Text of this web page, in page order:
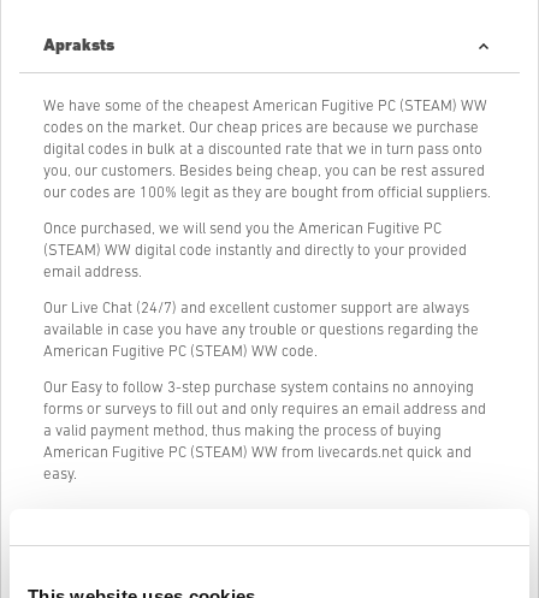
Apraksts
We have some of the cheapest American Fugitive PC (STEAM) WW
codes on the market. Our cheap prices are because we purchase
digital codes in bulk at a discounted rate that we in turn pass onto
you, our customers. Besides being cheap, you can be rest assured
our codes are 100% legit as they are bought from official suppliers.
Once purchased, we will send you the American Fugitive PC
(STEAM) WW digital code instantly and directly to your provided
email address.
Our Live Chat (24/7) and excellent customer support are always
available in case you have any trouble or questions regarding the
American Fugitive PC (STEAM) WW code.
Our Easy to follow 3-step purchase system contains no annoying
forms or surveys to fill out and only requires an email address and
a valid payment method, thus making the process of buying
American Fugitive PC (STEAM) WW from livecards.net quick and
easy.
Kā tas darbojas Livecards.net